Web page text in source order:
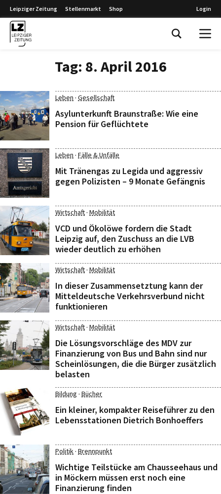
Leipziger Zeitung Stellenmarkt Shop Login
Tag: 8. April 2016
Leben · Gesellschaft
Asylunterkunft Braunstraße: Wie eine
Pension für Geflüchtete
Leben · Fälle & Unfälle
Mit Tränengas zu Legida und aggressiv
gegen Polizisten – 9 Monate Gefängnis
Wirtschaft· Mobilität
VCD und Ökolöwe fordern die Stadt
Leipzig auf, den Zuschuss an die LVB
wieder deutlich zu erhöhen
Wirtschaft· Mobilität
In dieser Zusammensetztung kann der
Mitteldeutsche Verkehrsverbund nicht
funktionieren
Wirtschaft· Mobilität
Die Lösungsvorschläge des MDV zur
Finanzierung von Bus und Bahn sind nur
Scheinlösungen, die die Bürger zusätzlich
belasten
Bildung · Bücher
Ein kleiner, kompakter Reiseführer zu den
Lebensstationen Dietrich Bonhoeffers
Politik· Brennpunkt
Wichtige Teilstücke am Chausseehaus und
in Möckern müssen erst noch eine
Finanzierung finden